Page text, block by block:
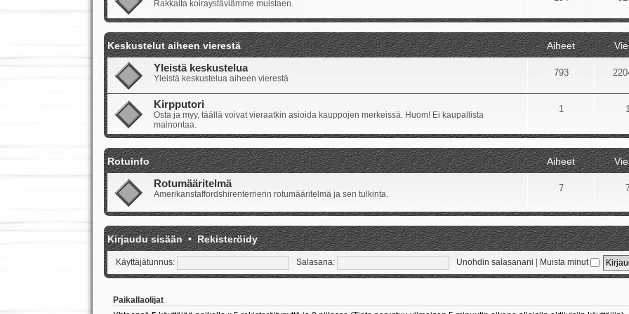
Rakkaita koiraystäviämme muistaen.
Keskustelut aiheen vierestä Aiheet
Yleistä keskustelua
Yleistä keskustelua aiheen vierestä
793
Kirpputori
Osta ja myy, täällä voivat vieraatkin asioida kauppojen merkeissä. Huom! Ei kaupallista
mainontaa.
1 1
Rotuinfo Aiheet
Rotumääritelmä
Amerikanstaffordshirenterrierin rotumääritelmä ja sen tulkinta.
7
Kirjaudu sisään•Rekisteröidy
Käyttäjätunnus: Salasana: Unohdin salasanani Muista minut
Paikallaolijat